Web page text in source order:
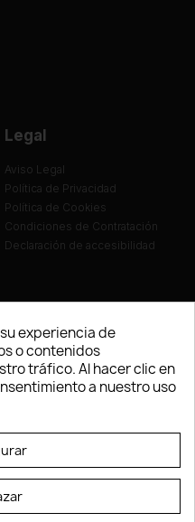
Legal
Aviso Legal
Política de Privacidad
Política de Cookies
Condiciones de Contratación
Declaración de accesibilidad
- 2026
experiencia de
o contenidos
tráfico. Al hacer clic en
a nuestro uso